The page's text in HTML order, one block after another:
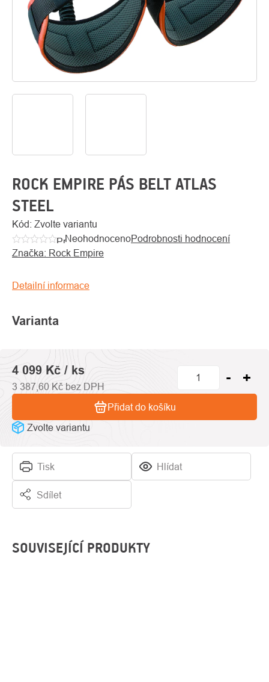
ROCK EMPIRE PÁS BELT ATLAS
STEEL
Kód: Zvolte variantu
Průměrné
hodnocení
je
5
NeohodnocenoPodrobnosti hodnocení
Značka: Rock Empire
Varianta
Detailní informace
Tisk Hlídat
Sdílet
4 099 Kč / ks
3 387,60 Kč bez DPH
Zvolte variantu
Přidat do košíku
SOUVISEJÍCÍ PRODUKTY